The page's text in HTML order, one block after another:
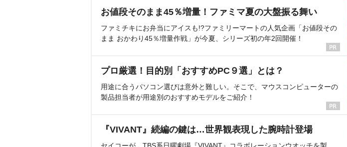
お値段そのまま45％増量！ファミマ夏の大盤振る舞い
ファミチキにお弁当にアイスも!?ファミリーマートの人気企画「お値段その
まま おかわり45％増量作戦」が今夏、シリーズ初の年2回開催！
プロ厳選！目的別「おすすめPC９選」とは？
用途に合うパソコン選びは意外と難しい。そこで、マウスコンピューターの
製品担当者が用途別のおすすめモデルをご紹介！
『VIVANT』続編の鍵は…世界観表現した腕時計登場